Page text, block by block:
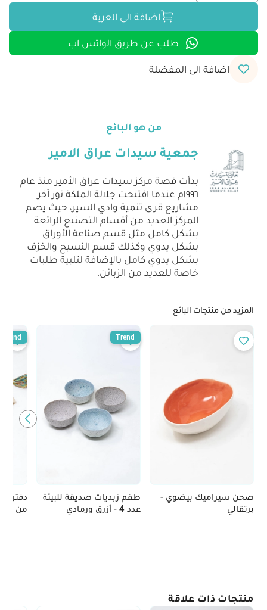
اضافة الى العربة
طلب عن طريق الواتس اب
اضافة الى المفضلة
من هو البائع
جمعية سيدات عراق الامير
بدأت قصة مركز سيدات عراق الأمير منذ عام
١٩٩٦م عندما افتتحت جلالة الملكة نور آخر
مشاريع قرى تنمية وادي السير، حيث يضم
المركز العديد من أقسام التصنيع الرائعة
بشكل كامل مثل قسم صناعة الأوراق
بشكل يدوي وكذلك قسم النسيج والخزف
بشكل يدوي كامل بالإضافة لتلبية طلبات
خاصة للعديد من الزبائن،
المزيد من منتجات البائع
صحن سيراميك بيضوي -
برتقالي
طقم زبديات صديقة للبيئة
عدد 4 - أزرق ورمادي
Trend
دفتر
من
Trend
منتجات ذات علاقة